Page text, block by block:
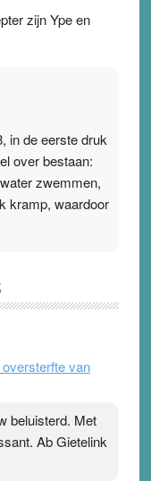
zijn Ype en
in de eerste druk
over bestaan:
zwemmen,
kramp, waardoor
te verlagen
heeft zo’n
te
van
beluisterd. Met
Ab Gietelink